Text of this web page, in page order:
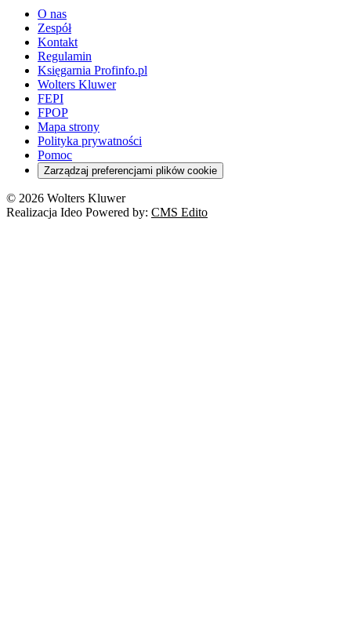
O nas
Zespół
Kontakt
Regulamin
Księgarnia Profinfo.pl
Wolters Kluwer
FEPI
FPOP
Mapa strony
Polityka prywatności
Pomoc
Zarządzaj preferencjami plików cookie
© 2026 Wolters Kluwer
Realizacja Ideo Powered by: CMS Edito